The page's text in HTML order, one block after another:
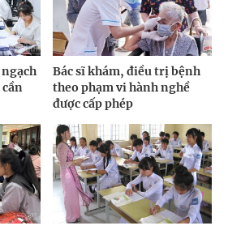
ngạch
Bác sĩ khám, điều trị bệnh
theo phạm vi hành nghề
được cấp phép